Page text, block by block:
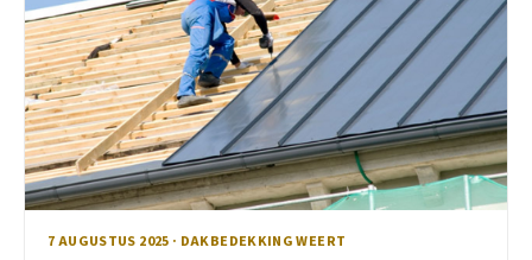
7 AUGUSTUS 2025 · DAKBEDEKKING WEERT